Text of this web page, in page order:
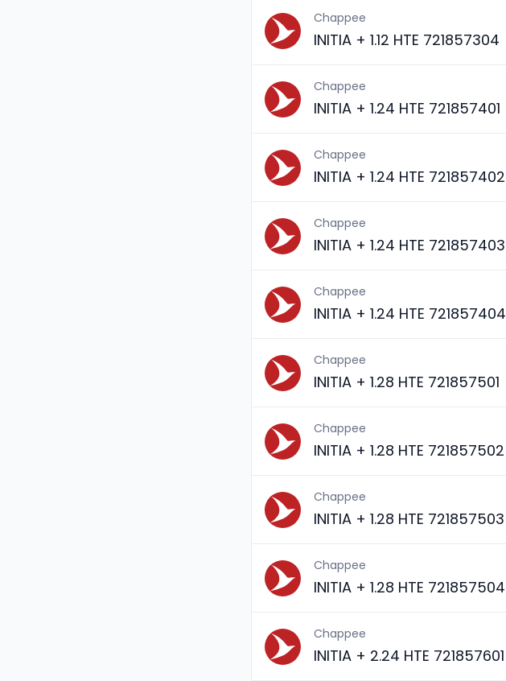
Chappee
INITIA + 1.12 HTE 721857304
Chappee
INITIA + 1.24 HTE 721857401
Chappee
INITIA + 1.24 HTE 721857402
Chappee
INITIA + 1.24 HTE 721857403
Chappee
INITIA + 1.24 HTE 721857404
Chappee
INITIA + 1.28 HTE 721857501
Chappee
INITIA + 1.28 HTE 721857502
Chappee
INITIA + 1.28 HTE 721857503
Chappee
INITIA + 1.28 HTE 721857504
Chappee
INITIA + 2.24 HTE 721857601